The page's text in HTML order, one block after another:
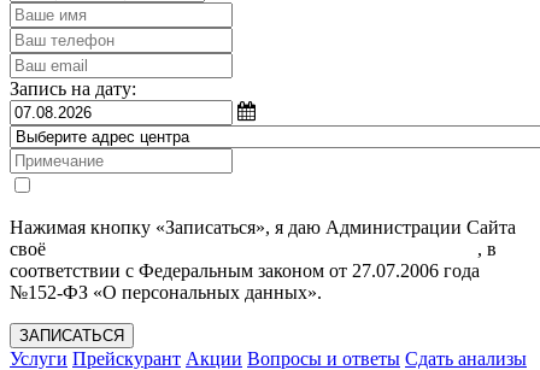
Запись на дату:
Нажимая кнопку «Записаться», я даю Администрации Сайта
своё
, в
соответствии с Федеральным законом от 27.07.2006 года
№152-ФЗ «О персональных данных».
ЗАПИСАТЬСЯ
Услуги Прейскурант Акции Вопросы и ответы Сдать анализы